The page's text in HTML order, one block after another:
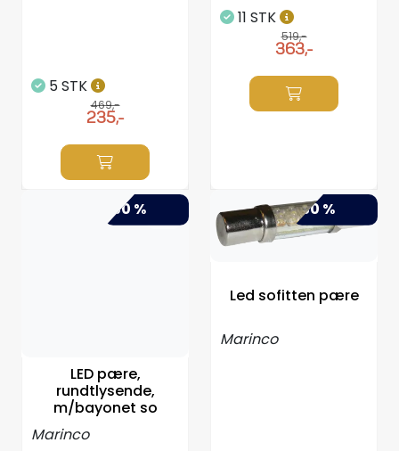
5 STK
469,-
235,-
11 STK
519,-
363,-
-50 %
LED pære,
rundtlysende,
m/bayonet so
Marinco
-30 %
Led sofitten pære
Marinco